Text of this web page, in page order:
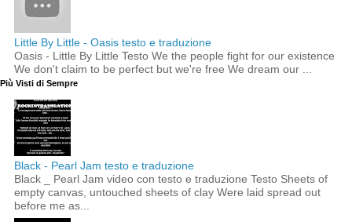
Little By Little - Oasis testo e traduzione
Oasis - Little By Little Testo We the people fight for our existence
We don't claim to be perfect but we're free We dream our ...
Più Visti di Sempre
Black - Pearl Jam testo e traduzione
Black _ Pearl Jam video con testo e traduzione Testo Sheets of
empty canvas, untouched sheets of clay Were laid spread out
before me as...